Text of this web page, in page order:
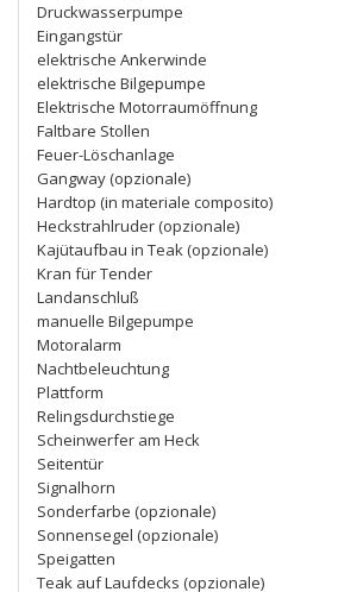
Druckwasserpumpe
Eingangstür
elektrische Ankerwinde
elektrische Bilgepumpe
Elektrische Motorraumöffnung
Faltbare Stollen
Feuer-Löschanlage
Gangway (opzionale)
Hardtop (in materiale composito)
Heckstrahlruder (opzionale)
Kajütaufbau in Teak (opzionale)
Kran für Tender
Landanschluß
manuelle Bilgepumpe
Motoralarm
Nachtbeleuchtung
Plattform
Relingsdurchstiege
Scheinwerfer am Heck
Seitentür
Signalhorn
Sonderfarbe (opzionale)
Sonnensegel (opzionale)
Speigatten
Teak auf Laufdecks (opzionale)